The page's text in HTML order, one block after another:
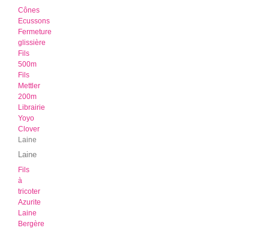
Cônes
Ecussons
Fermeture
glissière
Fils
500m
Fils
Mettler
200m
Librairie
Yoyo
Clover
Laine
Laine
Fils
à
tricoter
Azurite
Laine
Bergère